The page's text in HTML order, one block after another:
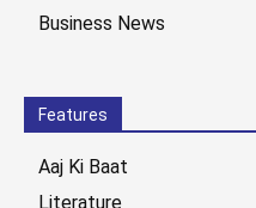
Business News
Features
Aaj Ki Baat
Literature